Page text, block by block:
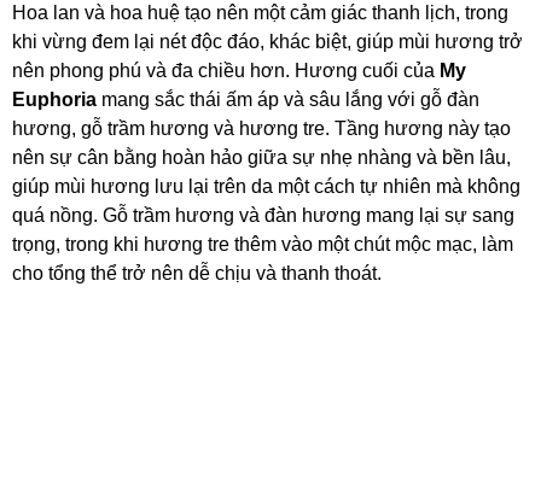
Hoa lan và hoa huệ tạo nên một cảm giác thanh lịch, trong
khi vừng đem lại nét độc đáo, khác biệt, giúp mùi hương trở
nên phong phú và đa chiều hơn. Hương cuối của My
Euphoria mang sắc thái ấm áp và sâu lắng với gỗ đàn
hương, gỗ trầm hương và hương tre. Tầng hương này tạo
nên sự cân bằng hoàn hảo giữa sự nhẹ nhàng và bền lâu,
giúp mùi hương lưu lại trên da một cách tự nhiên mà không
quá nồng. Gỗ trầm hương và đàn hương mang lại sự sang
trọng, trong khi hương tre thêm vào một chút mộc mạc, làm
cho tổng thể trở nên dễ chịu và thanh thoát.